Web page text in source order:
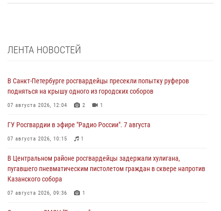
ЛЕНТА НОВОСТЕЙ
В Санкт-Петербурге росгвардейцы пресекли попытку руферов
подняться на крышу одного из городских соборов
07 августа 2026, 12:04 2 1
ГУ Росгвардии в эфире "Радио России". 7 августа
07 августа 2026, 10:15 1
В Центральном районе росгвардейцы задержали хулигана,
пугавшего пневматическим пистолетом граждан в сквере напротив
Казанского собора
07 августа 2026, 09:36 1